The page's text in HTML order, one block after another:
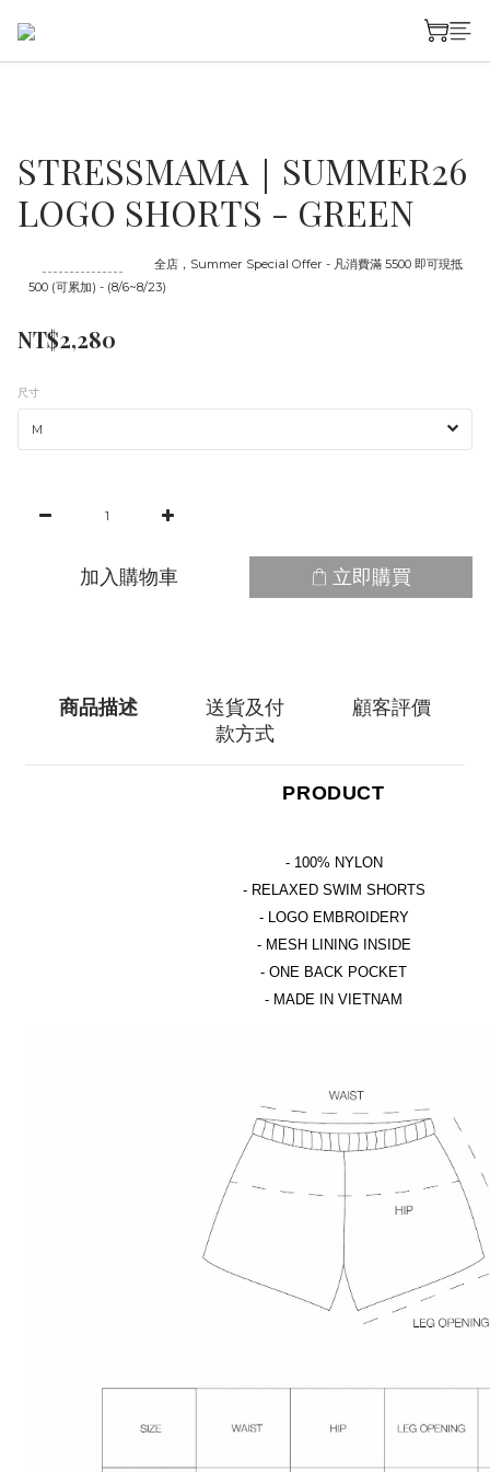
STRESSMAMA｜SUMMER26
LOGO SHORTS - GREEN
全店，Summer Special Offer - 凡消費滿 5500 即可現抵
500 (可累加) - (8/6~8/23)
NT$2,280
尺寸
加入購物車 立即購買
商品描述
送貨及付
款方式
顧客評價
PRODUCT
- 100% NYLON
- RELAXED SWIM SHORTS
- LOGO EMBROIDERY
- MESH LINING INSIDE
- ONE BACK POCKET
- MADE IN VIETNAM